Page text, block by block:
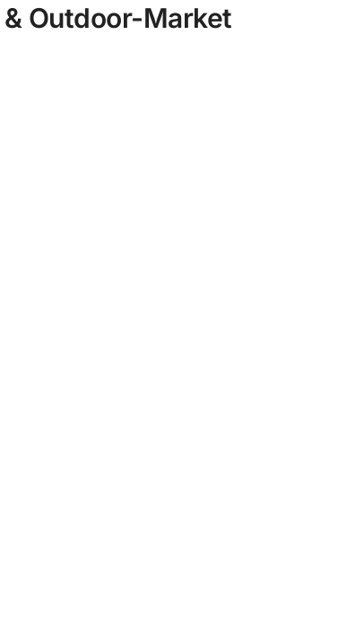
& Outdoor-Market